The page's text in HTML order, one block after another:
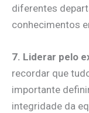
diferentes
conhecimentos
7. Liderar pelo
recordar que
importante
integridade da